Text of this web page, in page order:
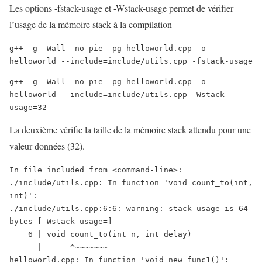
Les options -fstack-usage et -Wstack-usage permet de vérifier
l’usage de la mémoire stack à la compilation
g++ -g -Wall -no-pie -pg helloworld.cpp -o
helloworld --include=include/utils.cpp -fstack-usage
g++ -g -Wall -no-pie -pg helloworld.cpp -o
helloworld --include=include/utils.cpp -Wstack-
usage=32
La deuxième vérifie la taille de la mémoire stack attendu pour une
valeur données (32).
In file included from <command-line>:
./include/utils.cpp: In function 'void count_to(int,
int)':
./include/utils.cpp:6:6: warning: stack usage is 64
bytes [-Wstack-usage=]
helloworld.cpp: In function 'void new_func1()':